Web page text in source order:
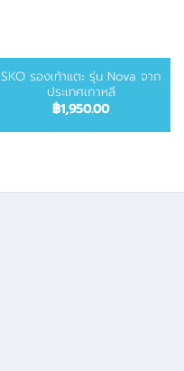
SKO รองเท้าแตะ รุ่น Nova จาก
ประเทศเกาหลี
฿1,950.00